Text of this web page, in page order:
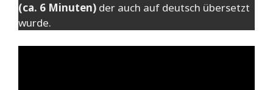
(ca. 6 Minuten) der auch auf deutsch übersetzt
wurde.